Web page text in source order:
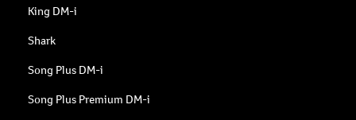
King DM-i
Shark
Song Plus DM-i
Song Plus Premium DM-i